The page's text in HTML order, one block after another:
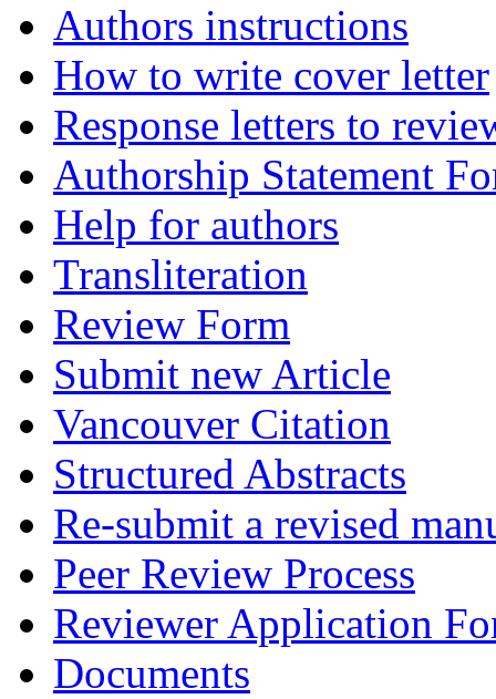
Authors instructions
How to write cover letter
Response letters to
Authorship Statement
Help for authors
Transliteration
Review Form
Submit new Article
Vancouver Citation
Structured Abstracts
Re-submit a revised
Peer Review Process
Reviewer Application
Documents